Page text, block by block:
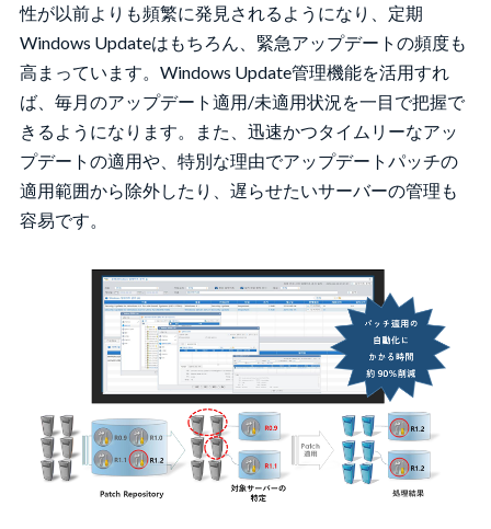
性が以前よりも頻繁に発見されるようになり、定期
Windows Updateはもちろん、緊急アップデートの頻度も
高まっています。Windows Update管理機能を活用すれ
ば、毎月のアップデート適用/未適用状況を一目で把握で
きるようになります。また、迅速かつタイムリーなアッ
プデートの適用や、特別な理由でアップデートパッチの
適用範囲から除外したり、遅らせたいサーバーの管理も
容易です。